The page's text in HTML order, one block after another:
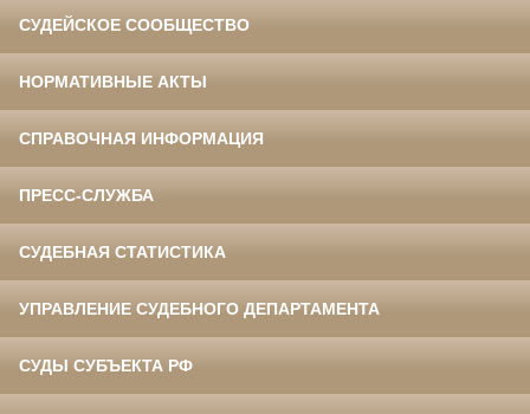
СУДЕЙСКОЕ СООБЩЕСТВО
НОРМАТИВНЫЕ АКТЫ
СПРАВОЧНАЯ ИНФОРМАЦИЯ
ПРЕСС-СЛУЖБА
СУДЕБНАЯ СТАТИСТИКА
УПРАВЛЕНИЕ СУДЕБНОГО ДЕПАРТАМЕНТА
СУДЫ СУБЪЕКТА РФ